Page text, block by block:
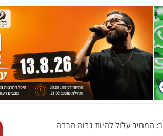
המחיר עלול להיות גבוה הרבה